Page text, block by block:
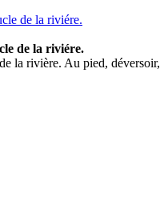
de la riviére.
la rivière. Au pied, déversoir,